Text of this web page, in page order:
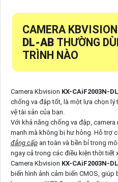
CAMERA KBVISION
DL-AB THƯỜNG
TRÌNH NÀO
Camera Kbvision KX-CAiF2003N-
chống va đập tốt, là một lựa chọn
vệ tài sản của bạn.
Với khả năng chống va đập,
mạnh mà không bị hư hỏng. Hỗ trợ
đẳng cấpan toàn và bền bỉ trong
ngay cả trong các điều kiện thời tiết
Camera Kbvision KX-CAiF2003N-
biến hình ảnh cảm biến CMOS,